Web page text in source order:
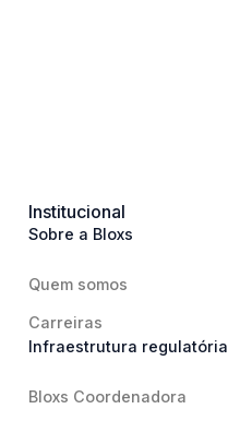
Institucional
Sobre a Bloxs
Quem somos
Carreiras
Infraestrutura regulatória
Bloxs Coordenadora